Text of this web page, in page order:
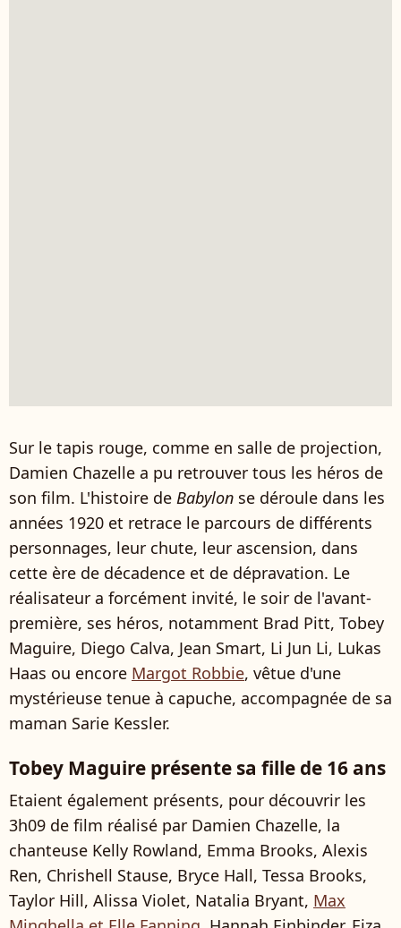
Sur le tapis rouge, comme en salle de projection,
Damien Chazelle a pu retrouver tous les héros de
son film. L'histoire de Babylon se déroule dans les
années 1920 et retrace le parcours de différents
personnages, leur chute, leur ascension, dans
cette ère de décadence et de dépravation. Le
réalisateur a forcément invité, le soir de l'avant-
première, ses héros, notamment Brad Pitt, Tobey
Maguire, Diego Calva, Jean Smart, Li Jun Li, Lukas
Haas ou encore Margot Robbie, vêtue d'une
mystérieuse tenue à capuche, accompagnée de sa
maman Sarie Kessler.
Tobey Maguire présente sa fille de 16 ans
Etaient également présents, pour découvrir les
3h09 de film réalisé par Damien Chazelle, la
chanteuse Kelly Rowland, Emma Brooks, Alexis
Ren, Chrishell Stause, Bryce Hall, Tessa Brooks,
Taylor Hill, Alissa Violet, Natalia Bryant, Max